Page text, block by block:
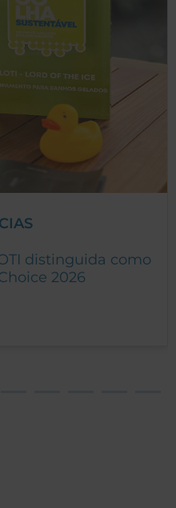
distinguida como
2026